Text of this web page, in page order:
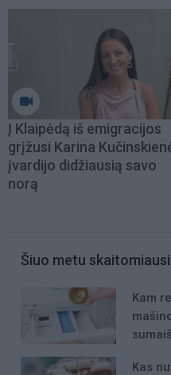
Į Klaipėdą iš emigracijos
grįžusi Karina
įvardijo didžiausią savo
norą
Šiuo metu skaitomiausi
Kam
Kas